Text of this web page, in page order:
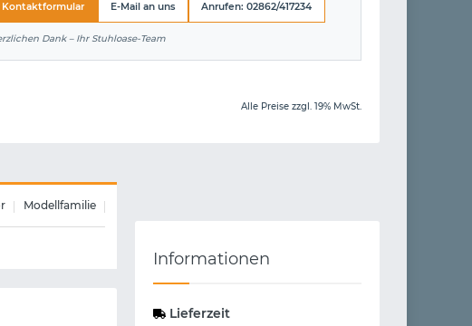
Kontaktformular E-Mail an uns Anrufen: 02862/417234
Dank – Ihr Stuhloase-Team
Alle Preise zzgl. 19% MwSt.
Modellfamilie
Informationen
Lieferzeit